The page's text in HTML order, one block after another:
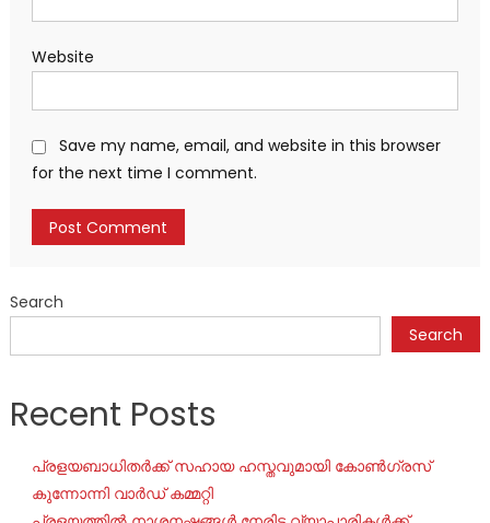
Website
Save my name, email, and website in this browser
for the next time I comment.
Search
Search
Recent Posts
പ്രളയബാധിതർക്ക് സഹായ ഹസ്തവുമായി കോൺഗ്രസ്
കുന്നോന്നി വാർഡ് കമ്മറ്റി